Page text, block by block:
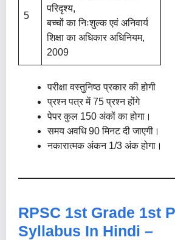
5
परिदृश्य,
बच्चों का निःशुल्क एवं अनिवार्य
शिक्षा का अधिकार अधिनियम,
2009
परीक्षा वस्तुनिष्ठ प्रकार की होगी
प्रश्न पत्र में 75 प्रश्न होंगे
पेपर कुल 150 अंकों का होगा।
समय अवधि 90 मिनट दी जाएगी।
नकारात्मक अंकन 1/3 अंक होगा।
RPSC 1st Grade 1st
Syllabus In Hindi –